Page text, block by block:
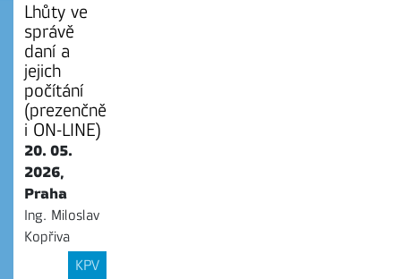
Lhůty ve
správě
daní a
jejich
počítání
(prezenčně
i ON-LINE)
20. 05.
2026,
Praha
Ing. Miloslav
Kopřiva
KPV